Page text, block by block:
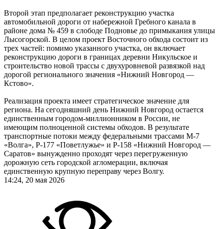
Второй этап предполагает реконструкцию участка
автомобильной дороги от набережной Гребного канала в
районе дома № 459 в слободе Подновье до примыкания улицы
Лысогорской. В целом проект Восточного обхода состоит из
трех частей: помимо указанного участка, он включает
реконструкцию дороги в границах деревни Никульское и
строительство новой трассы с двухуровневой развязкой над
дорогой регионального значения «Нижний Новгород —
Кстово».
Реализация проекта имеет стратегическое значение для
региона. На сегодняшний день Нижний Новгород остается
единственным городом-миллионником в России, не
имеющим полноценной системы обходов. В результате
транспортные потоки между федеральными трассами М-7
«Волга», Р-177 «Поветлужье» и Р-158 «Нижний Новгород —
Саратов» вынужденно проходят через перегруженную
дорожную сеть городской агломерации, включая
единственную крупную переправу через Волгу.
14:24, 20 мая 2026